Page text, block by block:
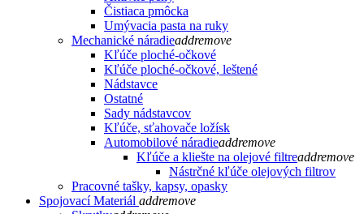
Čistiaca pmôcka
Umývacia pasta na ruky
Mechanické náradieaddremove
Kľúče ploché-očkové
Kľúče ploché-očkové, leštené
Nádstavce
Ostatné
Sady nádstavcov
Kľúče, sťahovače ložísk
Automobilové náradieaddremove
Kľúče a kliešte na olejové filtreaddremove
Nástrčné kľúče olejových filtrov
Pracovné tašky, kapsy, opasky
Spojovací Materiál addremove